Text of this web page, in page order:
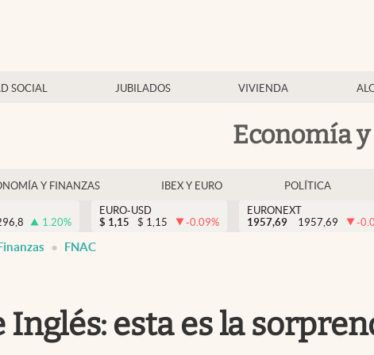
SOCIAL JUBILADOS VIVIENDA
Economía
Y FINANZAS IBEX Y EURO POLÍTICA
1.20%
EURO-USD
$ 1,15 $ 1,15 -0.09%
EURONEXT
1957,69
1957,69 -
FNAC
esta es la